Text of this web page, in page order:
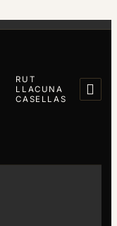
RUT
LLACUNA
CASELLAS
